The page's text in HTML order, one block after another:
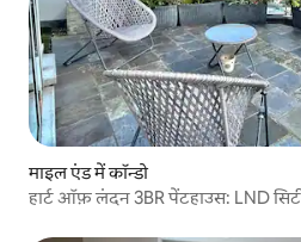
माइल एंड में कॉन्डो
हार्ट ऑफ़ लंदन 3BR पेंटहाउस: LND